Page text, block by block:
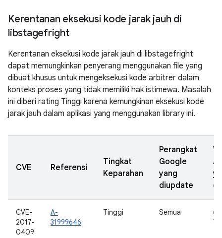
Kerentanan eksekusi kode jarak jauh di
libstagefright
Kerentanan eksekusi kode jarak jauh di libstagefright
dapat memungkinkan penyerang menggunakan file yang
dibuat khusus untuk mengeksekusi kode arbitrer dalam
konteks proses yang tidak memiliki hak istimewa. Masalah
ini diberi rating Tinggi karena kemungkinan eksekusi kode
jarak jauh dalam aplikasi yang menggunakan library ini.
CVE Referensi
Tingkat
Keparahan
Perangkat
Google
yang
diupdate
CVE-
2017-
0409
A-
31999646
Tinggi Semua